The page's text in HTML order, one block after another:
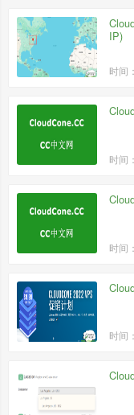
IP)
时间
时间
时间
时间